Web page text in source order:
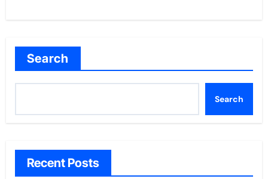
Search
Search
Recent Posts